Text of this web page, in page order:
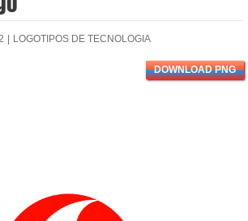
LOGOTIPOS DE TECNOLOGIA
DOWNLOAD PNG